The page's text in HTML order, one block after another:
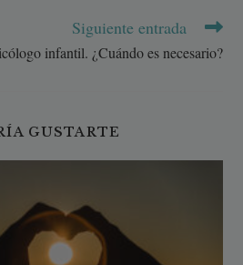
Siguiente entrada
infantil. ¿Cuándo es necesario?
GUSTARTE